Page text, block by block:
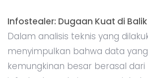
Infostealer: Dugaan Kuat di
Dalam analisis teknis yang
menyimpulkan bahwa data
kemungkinan besar berasal dari